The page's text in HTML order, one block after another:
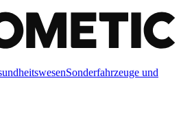
Sonderfahrzeuge und